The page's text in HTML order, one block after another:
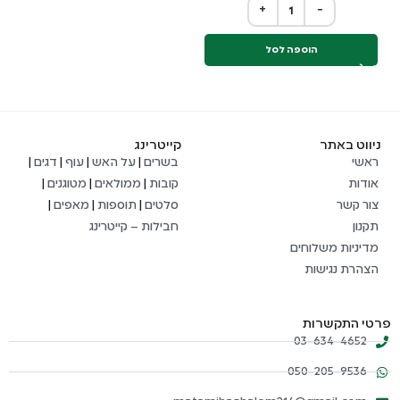
+ −
הוספה לסל
ניווט באתר
ראשי
אודות
צור קשר
תקנון
מדיניות משלוחים
הצהרת נגישות
קייטרינג
בשרים |על האש |עוף דגים
קובות
ממולאים מטוגנים
סלטים |תוספות מאפים
חבילות – קייטרינג
פרטי התקשרות
03-634-4652
050-205-9536